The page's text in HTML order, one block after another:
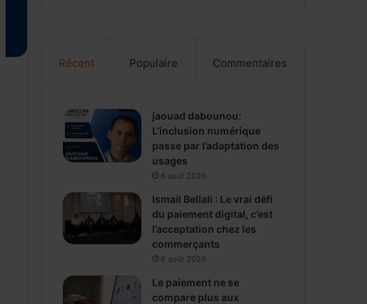
Récent Populaire Commentaires
jaouad dabounou:
L’inclusion numérique
passe par l’adaptation des
usages
6 août 2026
Ismail Bellali : Le vrai défi
du paiement digital, c’est
l’acceptation chez les
commerçants
6 août 2026
Le paiement ne se
compare plus aux